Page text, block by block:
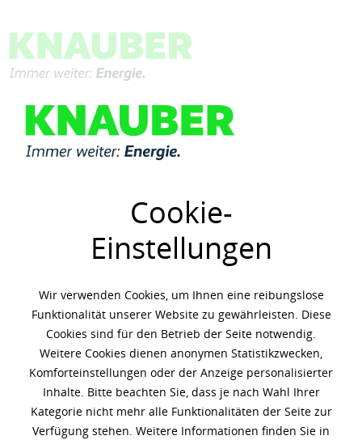
Cookie-
Einstellungen
Wir verwenden Cookies, um Ihnen eine reibungslose
Funktionalität unserer Website zu gewährleisten. Diese
Cookies sind für den Betrieb der Seite notwendig.
Weitere Cookies dienen anonymen Statistikzwecken,
Komforteinstellungen oder der Anzeige personalisierter
Inhalte. Bitte beachten Sie, dass je nach Wahl Ihrer
Kategorie nicht mehr alle Funktionalitäten der Seite zur
Verfügung stehen. Weitere Informationen finden Sie in
Menü
Übersicht Motorenöle
Shell Helix Ultra Prof. AV-L
0W30